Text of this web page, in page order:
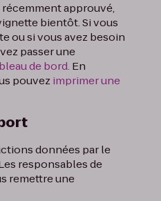
approuvé,
bientôt. Si vous
ou si vous avez besoin
passer une
de bord. En
pouvez imprimer une
données par le
responsables de
remettre une